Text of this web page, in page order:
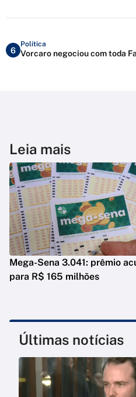
6
Política
Vorcaro negociou com toda
Leia mais
Mega-Sena 3.041: prêmio
para R$ 165 milhões
Últimas notícias